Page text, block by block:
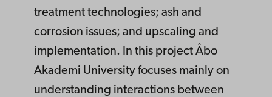
treatment technologies; ash and
corrosion issues; and upscaling and
implementation. In this project Åbo
Akademi University focuses mainly on
understanding interactions between